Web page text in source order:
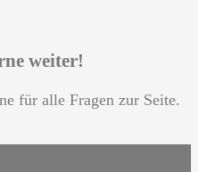
weiter!
für alle Fragen zur Seite.